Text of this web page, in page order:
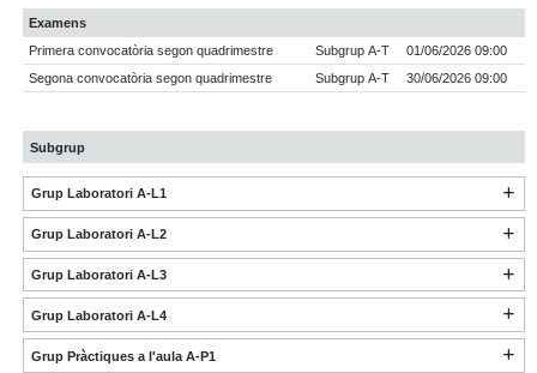
Examens
Primera convocatòria segon quadrimestre
Subgrup A-T
01/06/2026 09:00
Segona convocatòria segon quadrimestre
Subgrup A-T 30/06/2026 09:00
Subgrup
Grup Laboratori A-L1
Grup Laboratori A-L2
Grup Laboratori A-L3
Grup Laboratori A-L4
Grup Pràctiques a l'aula A-P1